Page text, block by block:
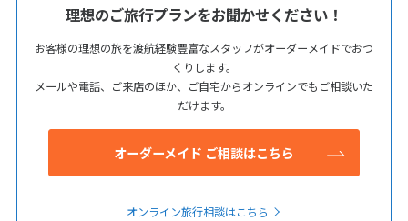
理想のご旅行プランをお聞かせください！
お客様の理想の旅を渡航経験豊富なスタッフがオーダーメイドでおつ
くりします。
メールや電話、ご来店のほか、ご自宅からオンラインでもご相談いた
だけます。
オーダーメイド ご相談はこちら
オンライン旅行相談はこちら